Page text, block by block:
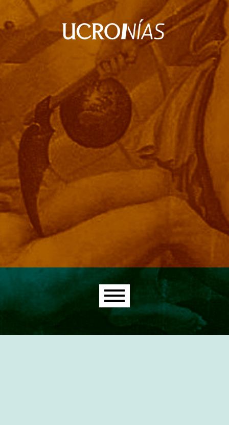
Main menu